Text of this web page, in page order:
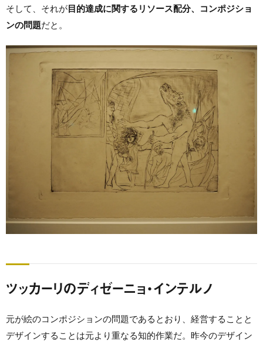
そして、それが目的達成に関するリソース配分、コンポジショ
ンの問題だと。
ツッカーリのディゼーニョ・インテルノ
元が絵のコンポジションの問題であるとおり、経営することと
デザインすることは元より重なる知的作業だ。昨今のデザイン